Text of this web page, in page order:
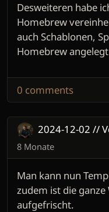
Desweiteren habe
Homebrew
auch Schablonen,
Homebrew
0 comments
2024-12-02 //
8 Monate
Man kann nun
zudem ist die
aufgefrischt.